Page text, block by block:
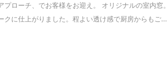
プローチ、でお客様をお迎え。 オリジナルの室内窓
クに仕上がりました。程よい透け感で厨房からもご...